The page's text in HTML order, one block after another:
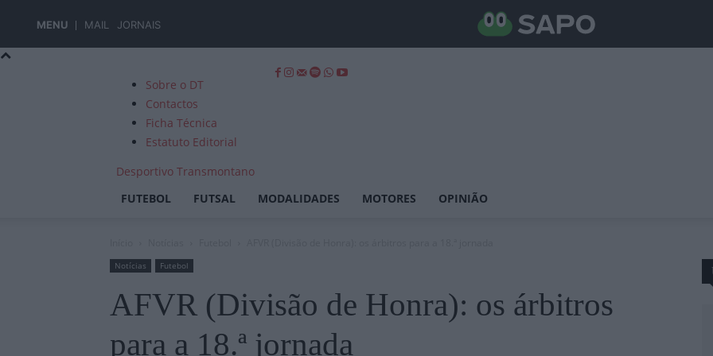
MENU MAIL JORNAIS
Sobre o DT
Contactos
Ficha Técnica
Estatuto Editorial
Desportivo Transmontano
FUTEBOL
FUTSAL MODALIDADES MOTORES OPINIÃO
Notícias Futebol
AFVR (Divisão de Honra): os árbitros
para a 18.ª jornada